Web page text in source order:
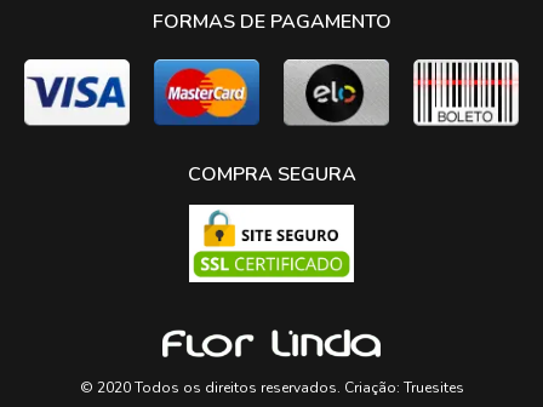
FORMAS DE PAGAMENTO
COMPRA SEGURA
© 2020 Todos os direitos reservados. Criação: Truesites